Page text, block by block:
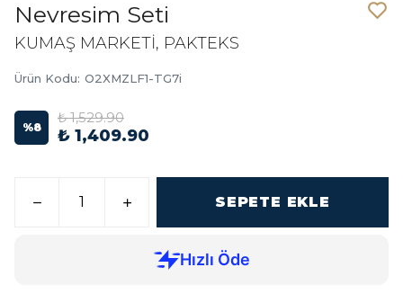
Nevresim Seti
KUMAŞ MARKETİ, PAKTEKS
Ürün Kodu: O2XMZLF1-TG7i
%8
₺ 1,529.90
₺ 1,409.90
SEPETE EKLE